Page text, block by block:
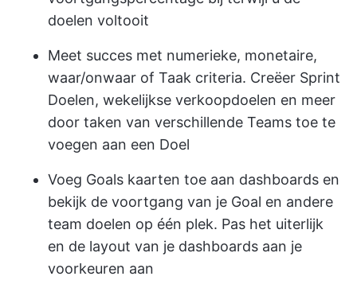
doelen voltooit
Meet succes met numerieke, monetaire,
waar/onwaar of Taak criteria. Creëer Sprint
Doelen, wekelijkse verkoopdoelen en meer
door taken van verschillende Teams toe te
voegen aan een Doel
Voeg Goals kaarten toe aan dashboards en
bekijk de voortgang van je Goal en andere
team doelen op één plek. Pas het uiterlijk
en de layout van je dashboards aan je
voorkeuren aan